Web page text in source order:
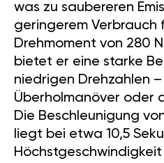
was zu saubereren
geringerem Verbrauch
Drehmoment von 280
bietet er eine starke
niedrigen Drehzahlen
Überholmanöver oder
Die Beschleunigung
liegt bei etwa 10,5